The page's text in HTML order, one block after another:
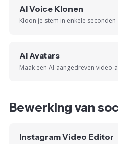
AI Voice Klonen
Kloon je stem in enkele seconden
AI Avatars
Maak een AI-aangedreven video-
Bewerking van
Instagram Video Editor